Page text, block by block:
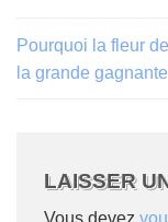
Pourquoi la fleur
la grande
LAISSER